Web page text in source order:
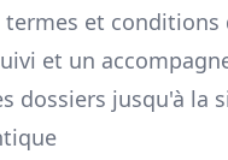
termes et conditions
et un
dossiers jusqu'à la